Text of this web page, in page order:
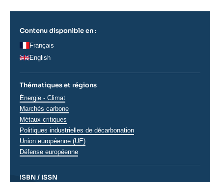
Contenu disponible en :
Français
English
Thématiques et régions
Thématiques
analyses
Énergie - Climat
Marchés carbone
Métaux critiques
Politiques industrielles de décarbonation
Union européenne (UE)
Défense européenne
ISBN / ISSN